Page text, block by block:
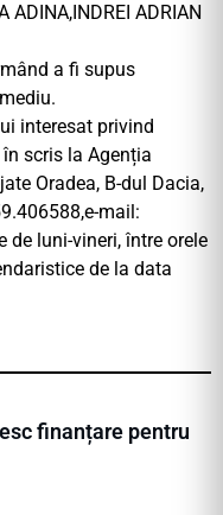
ADINA,INDREI ADRIAN
a fi supus
interesat privind
scris la Agenția
Oradea, B-dul Dacia,
mail:
de luni-vineri, între orele
de la data
finanțare pentru